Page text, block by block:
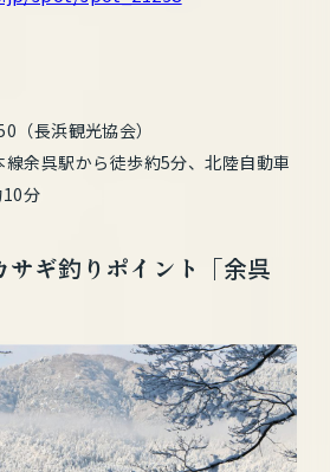
（長浜観光協会）
線余呉駅から徒歩約5分、北陸自動車
分
サギ釣りポイント「余呉